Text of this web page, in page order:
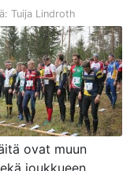
Tuija Lindroth
ovat muun